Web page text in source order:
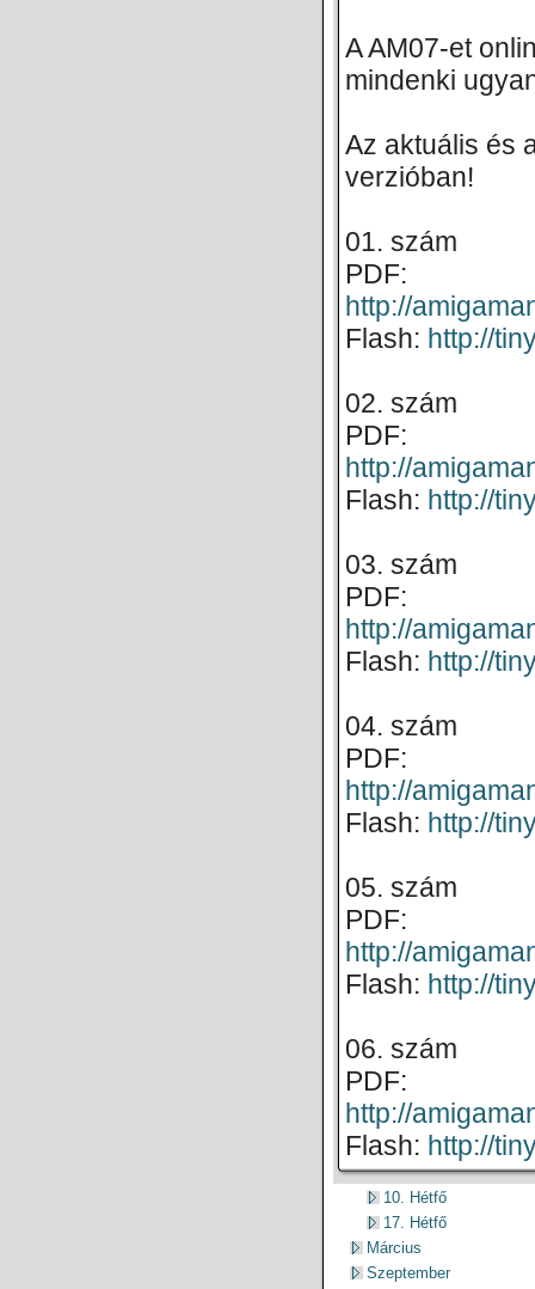
A AM07-et
mindenki
Az aktuális és
verzióban!
01. szám
PDF:
http://
Flash: http://
02. szám
PDF:
http://
Flash: http://
03. szám
PDF:
http://
Flash: http://
04. szám
PDF:
http://
Flash: http://
05. szám
PDF:
http://
Flash: http://
06. szám
PDF:
http://
Flash: http://
10. Hétfő
17. Hétfő
Március
Szeptember